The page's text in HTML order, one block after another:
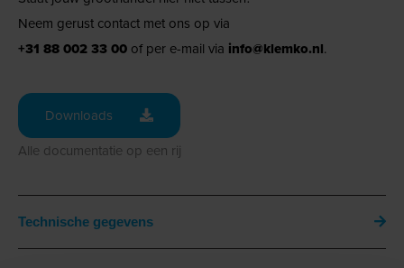
Neem gerust contact met ons op via
+31 88 002 33 00 of per e-mail via info@klemko.nl.
Downloads
Alle documentatie op een rij
Technische gegevens